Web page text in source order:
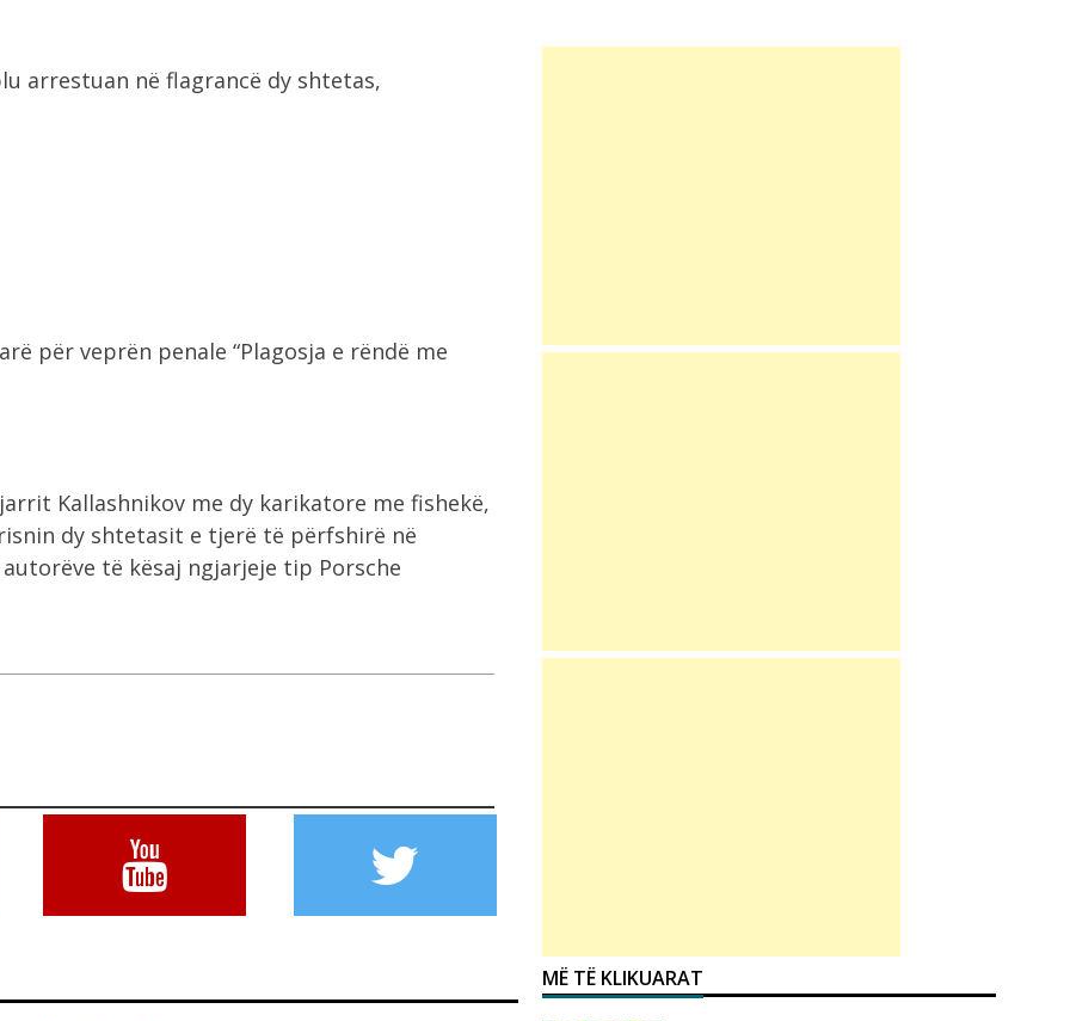
arrestuan në flagrancë dy shtetas,
për veprën penale “Plagosja e rëndë me
Kallashnikov me dy karikatore me fishekë,
dy shtetasit e tjerë të përfshirë në
të kësaj ngjarjeje tip Porsche
MË TË KLIKUARAT